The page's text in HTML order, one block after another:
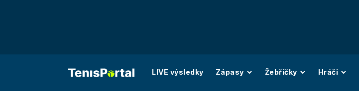
LIVE výsledky Zápasy Žebříčky Hráči